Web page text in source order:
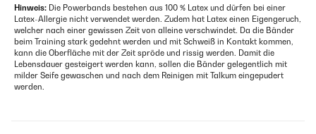
Hinweis: Die Powerbands bestehen aus 100 % Latex und dürfen bei einer
Latex-Allergie nicht verwendet werden. Zudem hat Latex einen Eigengeruch,
welcher nach einer gewissen Zeit von alleine verschwindet. Da die Bänder
beim Training stark gedehnt werden und mit Schweiß in Kontakt kommen,
kann die Oberfläche mit der Zeit spröde und rissig werden. Damit die
Lebensdauer gesteigert werden kann, sollen die Bänder gelegentlich mit
milder Seife gewaschen und nach dem Reinigen mit Talkum eingepudert
werden.